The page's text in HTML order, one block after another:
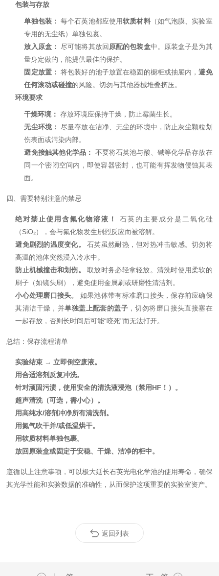
包装与存放
单独包装： 每个石英池都应使用软质材料（如气泡膜、实验室
专用的无尘纸）单独包裹。
放入原盒：
尽可能将其放回 原配的包装盒中。原装盒子是为其
量身定做的，能提供最佳的保护。
固定放置： 将包装好的池子放置在稳固的橱柜或抽屉内，避免
任何滚动或碰撞的风险。切勿与其他器械堆叠挤压。
环境要求
干燥环境： 存放环境应保持干燥，防止霉菌生长。
无尘环境：
尽量存放在洁净、无尘的环境中，防止灰尘颗粒划
伤表面或污染内部。
避免接触其他化学品：
不要将石英池与酸、碱等化学品存放在
同一个密闭空间内，即使容器密封，也可能有挥发物侵蚀其表
面。
四、需要特别注意的禁忌
绝对禁止使用含氟化物溶液！
石英的主要成分是二氧化硅
（SiO₂），会与氟化物发生剧烈反应而被溶解。
避免剧烈的温度变化。
石英虽然耐热，但对热冲击敏感。切勿将
高温的池体突然浸入冷水中。
防止机械撞击和划伤。
取放时务必轻拿轻放。清洗时使用柔软的
刷子（如镜头刷），避免使用金属刷或研磨性清洁剂。
小心处理磨口接头。
如果池体带有标准磨口接头，保存前应确保
其清洁干燥，并单独盖上配套的盖子 ，切勿将磨口接头直接塞在
一起存放，否则长时间后可能“咬死"而无法打开。
总结：保存流程清单
实验结束 → 立即倒空废液。
用合适溶剂反复冲洗。
针对顽固污渍，使用安全的清洗液浸泡（禁用HF！）。
超声清洗（可选，需小心）。
用高纯水/溶剂冲净所有清洗剂。
用氮气吹干并/或低温烘干。
用软质材料单独包裹。
放回原装盒或固定于安稳、干燥、洁净的柜中。
遵循以上注意事项，可以极大延长石英光电化学池的使用寿命，确保
其光学性能和实验数据的准确性，从而保护这项重要的实验室资产。
返回列表